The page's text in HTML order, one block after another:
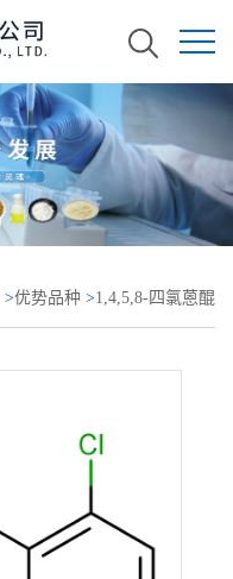
>优势品种 >1,4,5,8-四氯蒽醌